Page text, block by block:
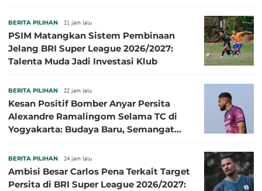
BERITA PILIHAN 21 jam lalu
PSIM Matangkan Sistem Pembinaan
Jelang BRI Super League 2026/2027:
Talenta Muda Jadi Investasi Klub
BERITA PILIHAN 22 jam lalu
Kesan Positif Bomber Anyar Persita
Alexandre Ramalingom Selama TC di
Yogyakarta: Budaya Baru, Semangat
BERITA PILIHAN 24 jam lalu
Ambisi Besar Carlos Pena Terkait Target
Persita di BRI Super League 2026/2027: